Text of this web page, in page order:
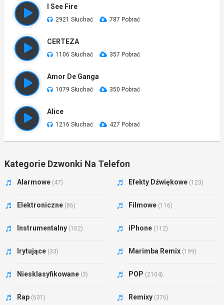
I See Fire
2921 Słuchać 787 Pobrać
CERTEZA
1106 Słuchać 357 Pobrać
Amor De Ganga
1079 Słuchać 350 Pobrać
Alice
1216 Słuchać 427 Pobrać
Kategorie Dzwonki Na Telefon
Alarmowe (47) Efekty Dźwiękowe (123)
Elektroniczne (86) Filmowe (116)
Instrumentalny (102) iPhone (112)
Irytujące (33) Marimba Remix (199)
Niesklasyfikowane (3) POP (2104)
Rap (631) Remixy (376)